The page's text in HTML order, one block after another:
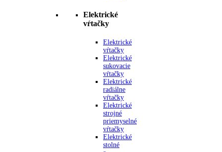
Elektrické
vŕtačky
Elektrické
vŕtačky
Elektrické
sukovacie
vŕtačky
Elektrické
radiálne
vŕtačky
Elektrické
strojné
priemyselné
vŕtačky
Elektrické
stolné